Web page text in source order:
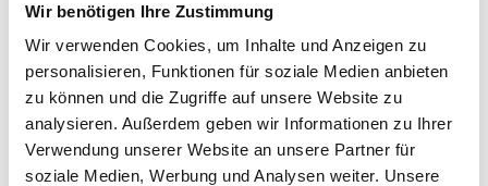
Wir benötigen Ihre Zustimmung
Wir verwenden Cookies, um Inhalte und Anzeigen zu
personalisieren, Funktionen für soziale Medien anbieten
zu können und die Zugriffe auf unsere Website zu
analysieren. Außerdem geben wir Informationen zu Ihrer
Verwendung unserer Website an unsere Partner für
soziale Medien, Werbung und Analysen weiter. Unsere
1 /5
Provisionsfrei! Neuwertiges Mehrfamilienhaus
in Idstein
65510 Idstein